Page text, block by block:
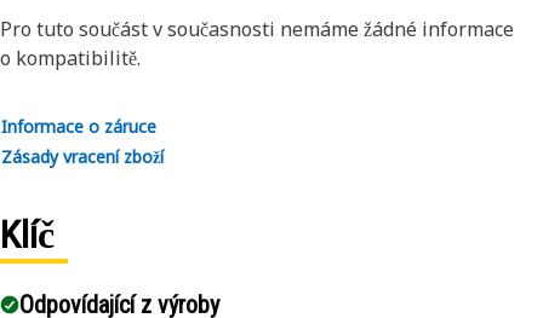
• Shallow length socket.
• Used to handle high-torque applications without
• Ensures a secure fit to reduce the risk of fastener damage.
• Provides excellent gripping power for reliable fastening.
The 12-Point Impact Socket is used in conjunction with
impact wrenches to handle hexagonal fasteners on
equipment components, ensuring efficient maintenance
Pro tuto součást v současnosti nemáme žádné informace
o kompatibilitě.
Informace o záruce
Zásady vracení zboží
Klíč
Odpovídající z výroby